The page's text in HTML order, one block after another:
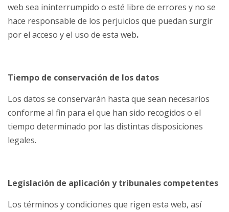
web sea ininterrumpido o esté libre de errores y no se
hace responsable de los perjuicios que puedan surgir
por el acceso y el uso de esta web.
Tiempo de conservación de los datos
Los datos se conservarán hasta que sean necesarios
conforme al fin para el que han sido recogidos o el
tiempo determinado por las distintas disposiciones
legales.
Legislación de aplicación y tribunales competentes
Los términos y condiciones que rigen esta web, así